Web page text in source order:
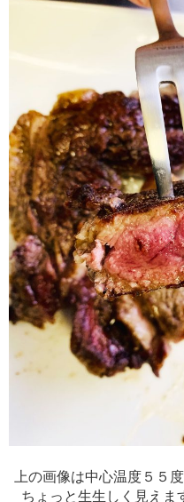
上の画像は中心温度５
ちょっと生生しく見え